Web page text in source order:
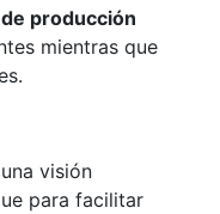
producción
mientras que
visión
para facilitar